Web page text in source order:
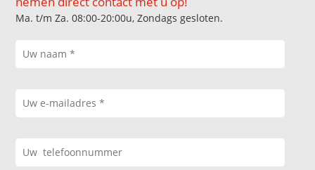
Ma. t/m Za. 08:00-20:00u, Zondags gesloten.